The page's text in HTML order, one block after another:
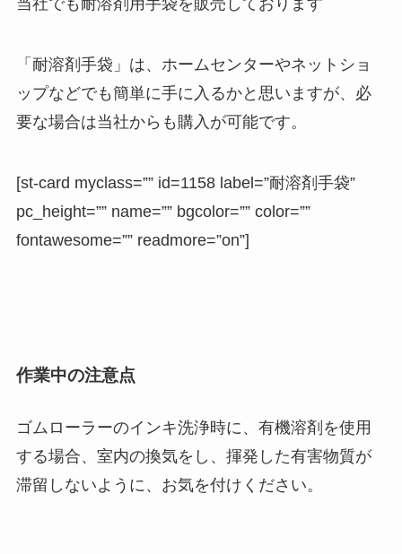
当社でも耐溶剤用手袋を販売しております
「耐溶剤手袋」は、ホームセンターやネットショ
ップなどでも簡単に手に入るかと思いますが、必
要な場合は当社からも購入が可能です。
[st-card myclass=”” id=1158 label=”耐溶剤手袋”
pc_height=”” name=”” bgcolor=”” color=””
fontawesome=”” readmore=”on”]
作業中の注意点
ゴムローラーのインキ洗浄時に、 有機溶剤を使用
する場合、室内の換気をし、揮発した有害物質が
滞留しないように、お気を付けください。